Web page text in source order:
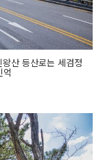
산 등산로는 세검정